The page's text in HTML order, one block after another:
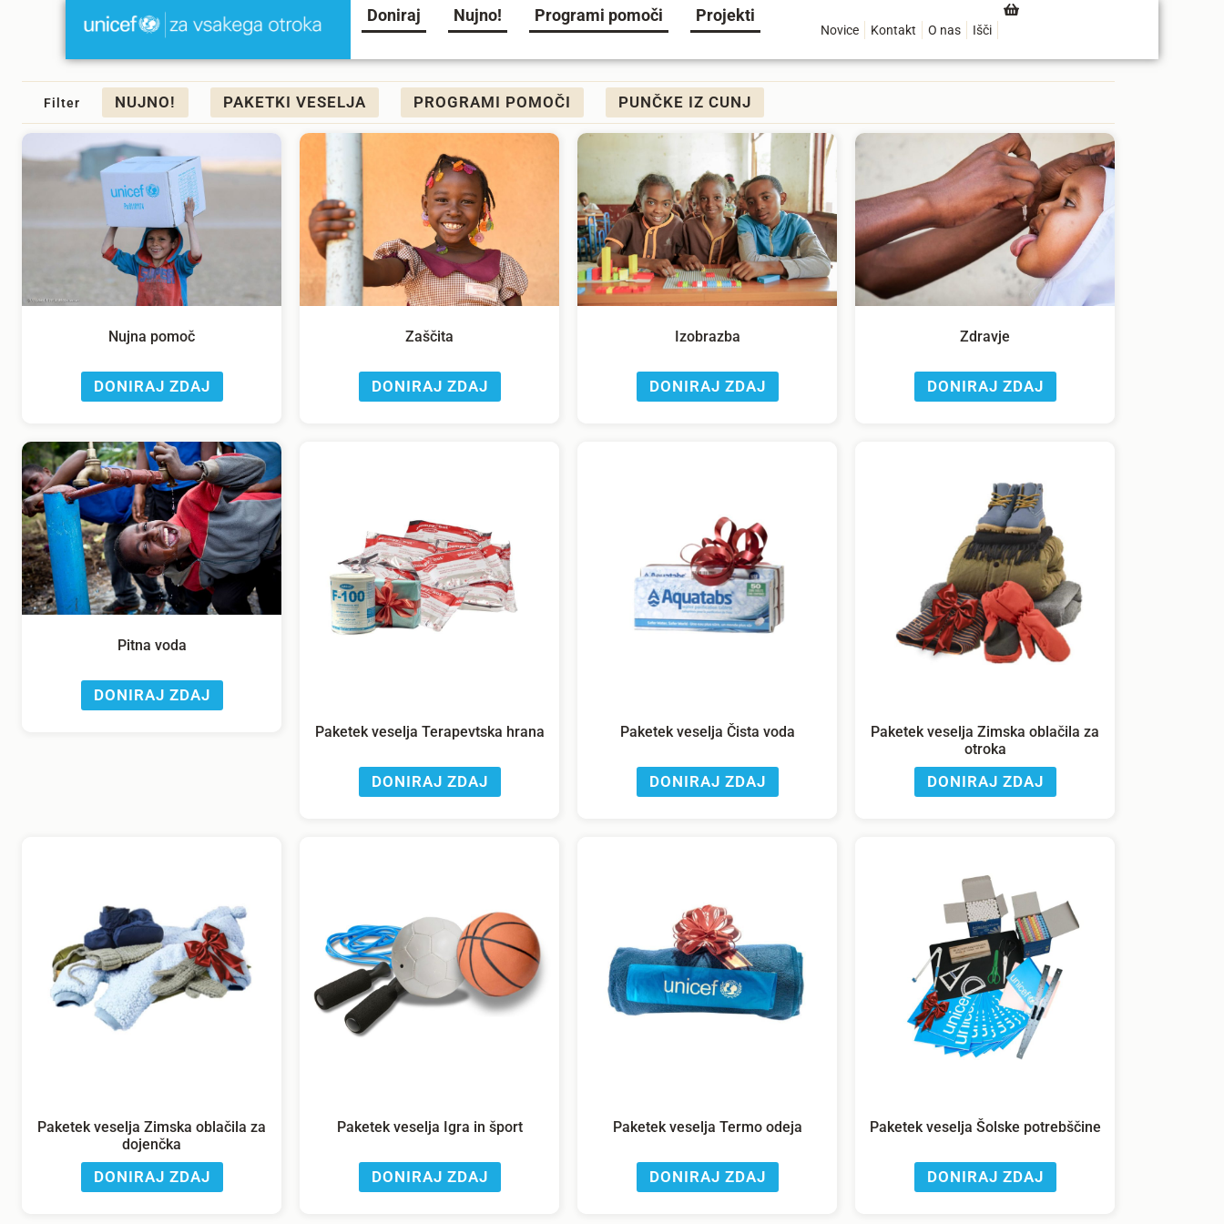
Doniraj Nujno! Programi pomoči Projekti
Novice Kontakt O nas Išči
Filter NUJNO! PAKETKI VESELJA PROGRAMI POMOČI PUNČKE IZ CUNJ
Nujna pomoč
DONIRAJ ZDAJ
Zaščita
DONIRAJ ZDAJ
Izobrazba
DONIRAJ ZDAJ
Zdravje
DONIRAJ ZDAJ
Pitna voda
DONIRAJ ZDAJ
Paketek veselja Terapevtska hrana
DONIRAJ ZDAJ
Paketek veselja Čista voda
DONIRAJ ZDAJ
Paketek veselja Zimska oblačila za
otroka
DONIRAJ ZDAJ
Paketek veselja Zimska oblačila za
dojenčka
DONIRAJ ZDAJ
Paketek veselja Igra in šport
DONIRAJ ZDAJ
Paketek veselja Termo odeja
DONIRAJ ZDAJ
Paketek veselja Šolske potrebščine
DONIRAJ ZDAJ